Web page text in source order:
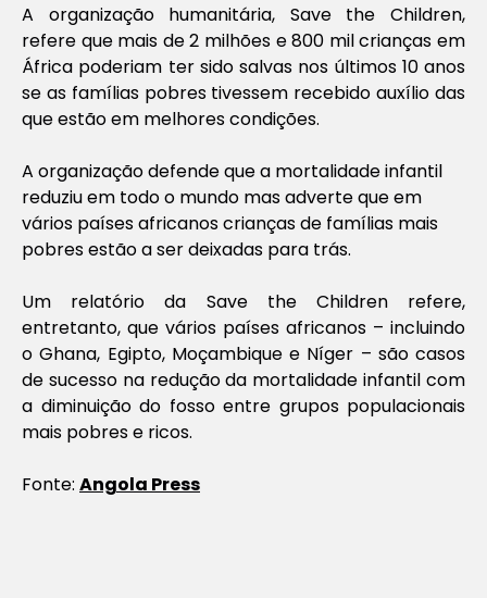
A organização humanitária, Save the Children,
refere que mais de 2 milhões e 800 mil crianças em
África poderiam ter sido salvas nos últimos 10 anos
se as famílias pobres tivessem recebido auxílio das
que estão em melhores condições.
A organização defende que a mortalidade infantil
reduziu em todo o mundo mas adverte que em
vários países africanos crianças de famílias mais
pobres estão a ser deixadas para trás.
Um relatório da Save the Children refere,
entretanto, que vários países africanos – incluindo
o Ghana, Egipto, Moçambique e Níger – são casos
de sucesso na redução da mortalidade infantil com
a diminuição do fosso entre grupos populacionais
mais pobres e ricos.
Fonte: Angola Press